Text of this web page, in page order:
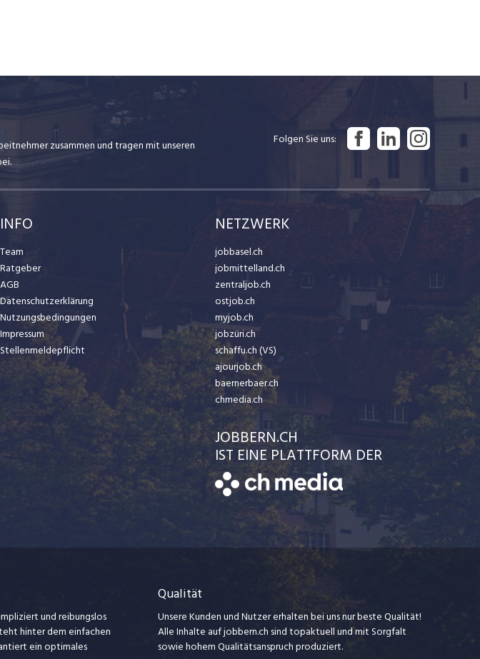
zusammen und tragen mit unseren
Folgen Sie uns
INFO
Team
Ratgeber
AGB
Datenschutzerklärung
Nutzungsbedingungen
Impressum
Stellenmeldepflicht
NETZWERK
jobbasel.ch
jobmittelland.ch
zentraljob.ch
ostjob.ch
myjob.ch
jobzüri.ch
schaffu.ch (VS)
ajourjob.ch
baernerbaer.ch
chmedia.ch
JOBBERN.CH
IST EINE PLATTFORM DER
und reibungslos
hinter dem einfachen
ein optimales
Qualität
Unsere Kunden und Nutzer erhalten bei uns nur beste Qualität!
Alle Inhalte auf jobbern.ch sind topaktuell und mit Sorgfalt
sowie hohem Qualitätsanspruch produziert.